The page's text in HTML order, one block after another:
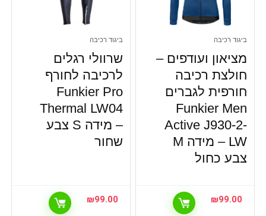
ביגוד רכיבה
מציאון ועודפים –
חולצת רכיבה
חורפית לגברים
Funkier Men
Active J930-2-
LW – מידה M
צבע כחול
₪99.00
ביגוד רכיבה
שרוולי רגלים
לרכיבה לחורף
Funkier Pro
Thermal LW04
– מידה S צבע
שחור
₪99.00